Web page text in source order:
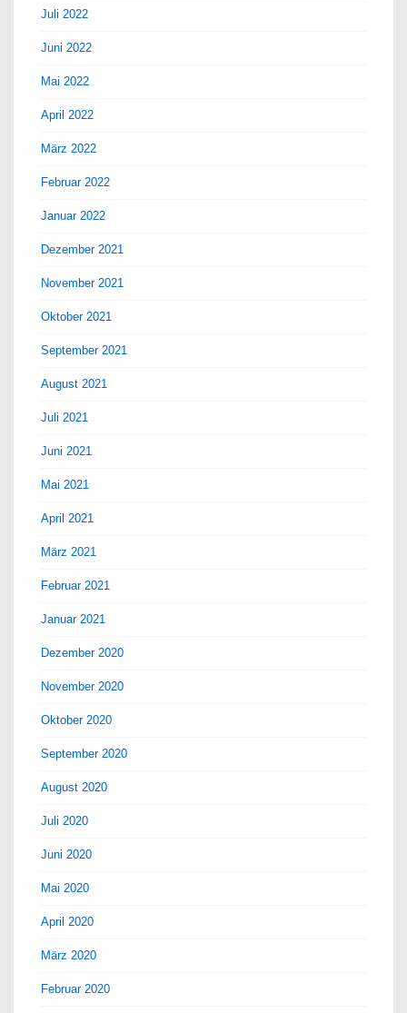
Juli 2022
Juni 2022
Mai 2022
April 2022
März 2022
Februar 2022
Januar 2022
Dezember 2021
November 2021
Oktober 2021
September 2021
August 2021
Juli 2021
Juni 2021
Mai 2021
April 2021
März 2021
Februar 2021
Januar 2021
Dezember 2020
November 2020
Oktober 2020
September 2020
August 2020
Juli 2020
Juni 2020
Mai 2020
April 2020
März 2020
Februar 2020